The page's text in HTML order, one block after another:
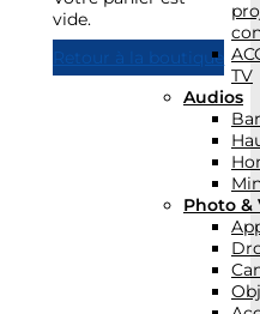
vide.
Retour à la boutique
TV
Audios
Photo &